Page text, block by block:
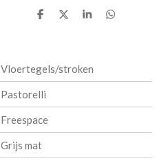
D
D
S
D
Vloertegels/stroken
Pastorelli
Freespace
Grijs mat